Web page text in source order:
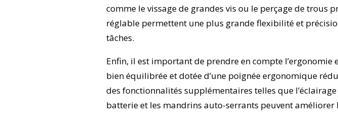
comme le vissage de grandes vis ou le perçage de trous
réglable permettent une plus grande flexibilité et
tâches.
Enfin, il est important de prendre en compte l’ergonomie
bien équilibrée et dotée d’une poignée ergonomique
des fonctionnalités supplémentaires telles que
batterie et les mandrins auto-serrants peuvent